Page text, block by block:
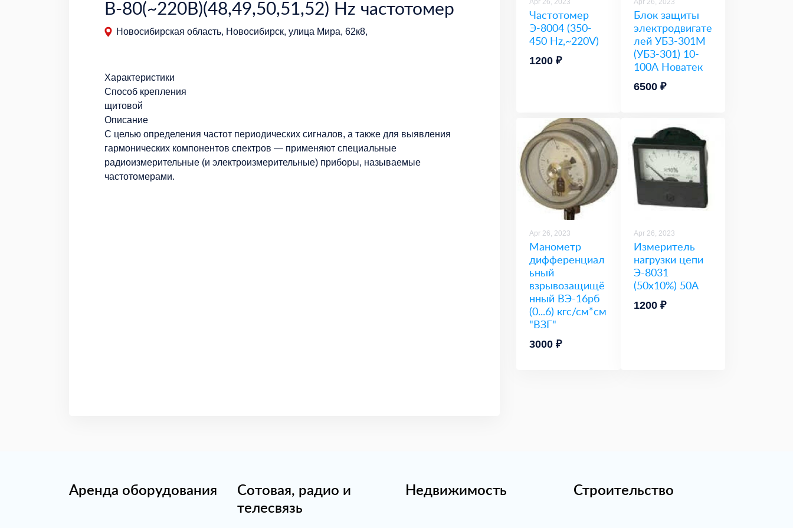
В-80(~220В)(48,49,50,51,52) Hz частотомер
Новосибирская область, Новосибирск, улица Мира, 62к8,
Характеристики
Способ крепления
щитовой
Описание
С целью определения частот периодических сигналов, а также для выявления
гармонических компонентов спектров — применяют специальные
радиоизмерительные (и электроизмерительные) приборы, называемые
частотомерами.
Apr 26, 2023
Частотомер
Э-8004 (350-
450 Hz,~220V)
1200 ₽
Apr 26, 2023
Блок защиты
электродвигате
лей УБЗ-301М
(УБЗ-301) 10-
100А Новатек
6500 ₽
Apr 26, 2023
Манометр
дифференциал
ьный
взрывозащищё
нный ВЭ-16рб
(0...6) кгс/см*см
"ВЗГ"
3000 ₽
Apr 26, 2023
Измеритель
нагрузки цепи
Э-8031
(50х10%) 50А
1200 ₽
Аренда оборудования
Сотовая, радио и
телесвязь
Недвижимость Строительство